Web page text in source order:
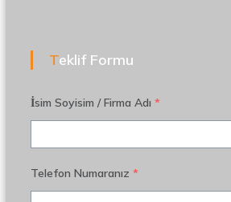
Teklif Formu
İsim Soyisim / Firma Adı *
Telefon Numaranız *